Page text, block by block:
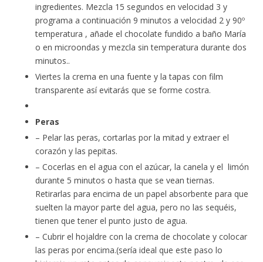
ingredientes. Mezcla 15 segundos en velocidad 3 y
programa a continuación 9 minutos a velocidad 2 y 90º
temperatura , añade el chocolate fundido a baño María
o en microondas y mezcla sin temperatura durante dos
minutos..
Viertes la crema en una fuente y la tapas con film
transparente así evitarás que se forme costra.
Peras
– Pelar las peras, cortarlas por la mitad y extraer el
corazón y las pepitas.
– Cocerlas en el agua con el azúcar, la canela y el limón
durante 5 minutos o hasta que se vean tiernas.
Retirarlas para encima de un papel absorbente para que
suelten la mayor parte del agua, pero no las sequéis,
tienen que tener el punto justo de agua.
– Cubrir el hojaldre con la crema de chocolate y colocar
las peras por encima.(sería ideal que este paso lo